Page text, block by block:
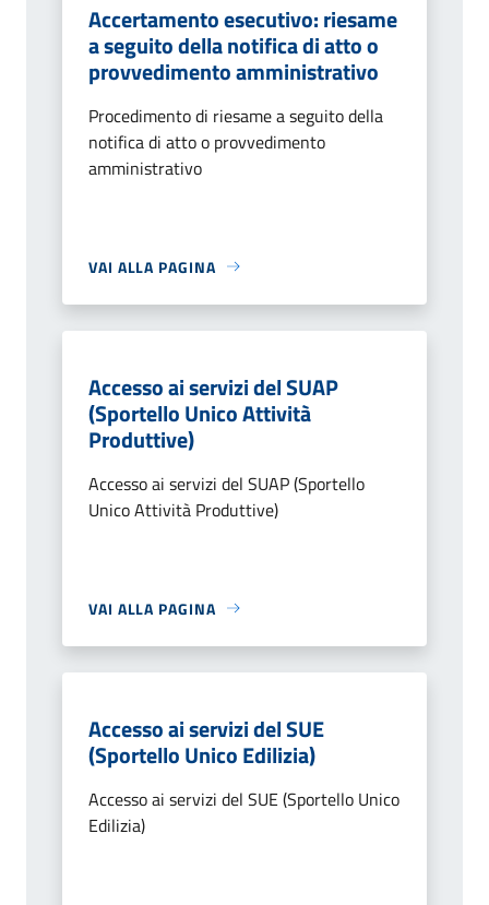
Accertamento esecutivo: riesame
a seguito della notifica di atto o
provvedimento amministrativo
Procedimento di riesame a seguito della
notifica di atto o provvedimento
amministrativo
VAI ALLA PAGINA
Accesso ai servizi del SUAP
(Sportello Unico Attività
Produttive)
Accesso ai servizi del SUAP (Sportello
Unico Attività Produttive)
VAI ALLA PAGINA
Accesso ai servizi del SUE
(Sportello Unico Edilizia)
Accesso ai servizi del SUE (Sportello Unico
Edilizia)